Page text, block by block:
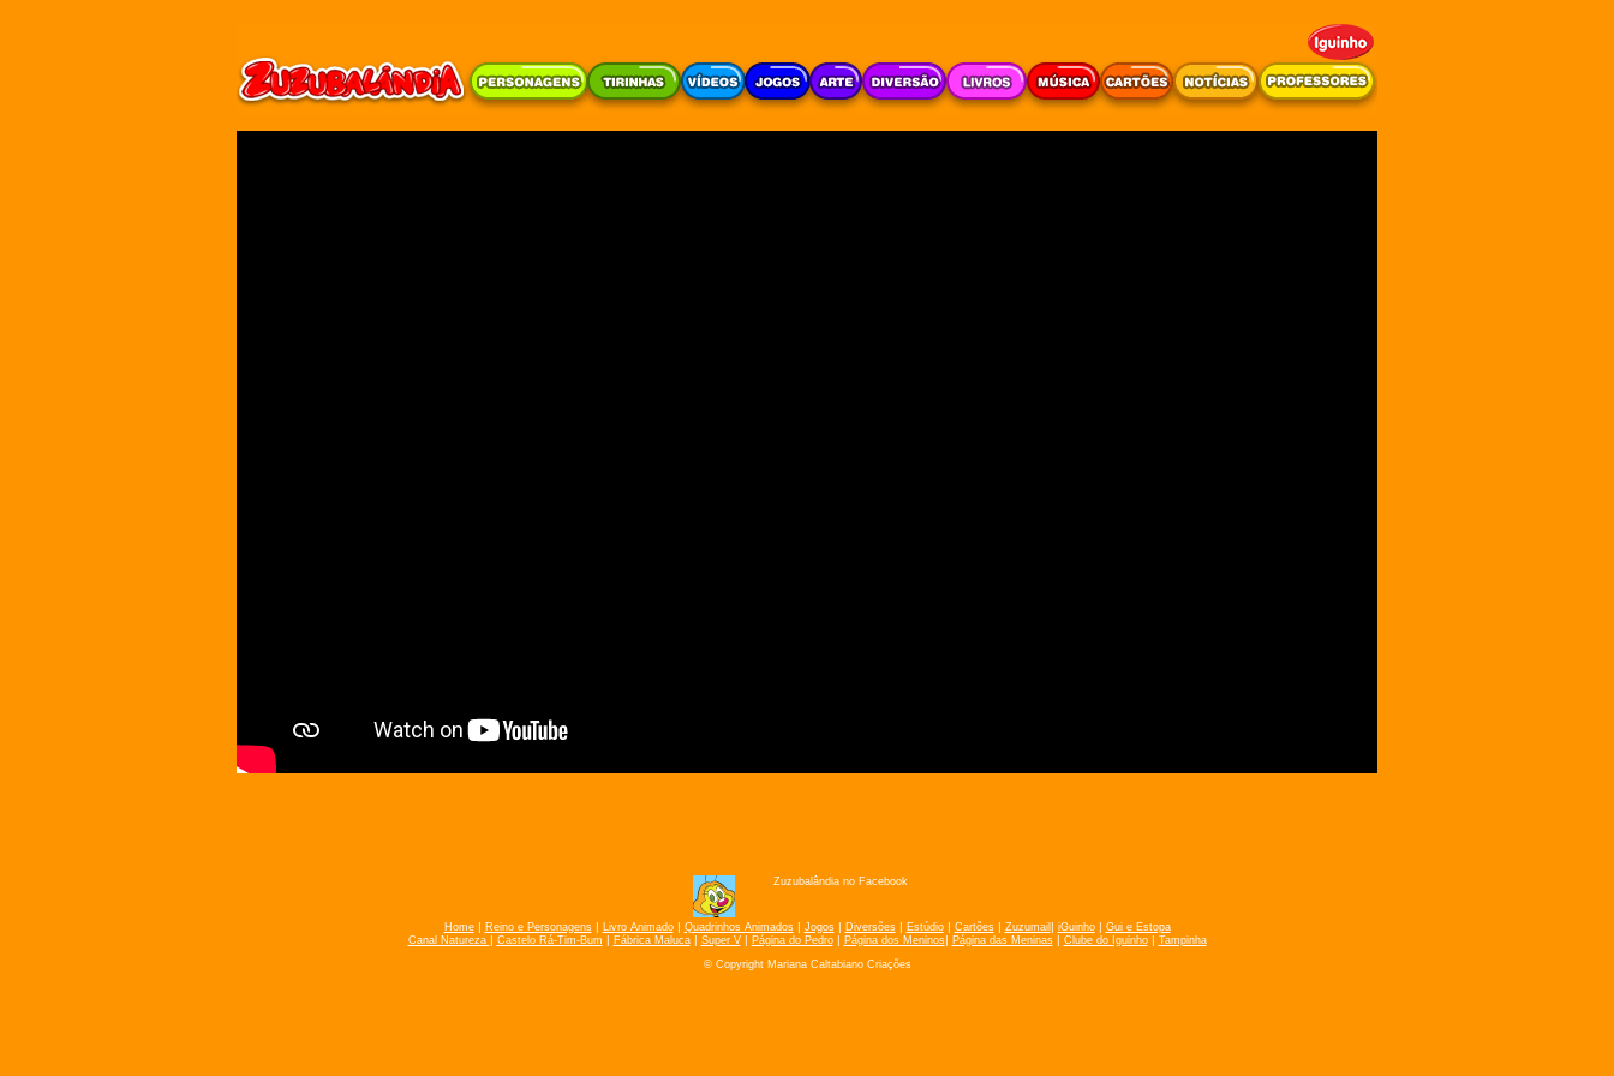
Zuzubalândia no Facebook
Home| Reino e Personagens| Livro Animado| Quadrinhos Animados| Jogos| Diversões| Estúdio| Cartões| Zuzumail| iGuinho| Gui e Estopa
Canal Natureza | Castelo Rá-Tim-Bum | Fábrica Maluca| Super V| Página do Pedro| Página dos Meninos| Página das Meninas| Clube do Iguinho| Tampinha
© Copyright Mariana Caltabiano Criações